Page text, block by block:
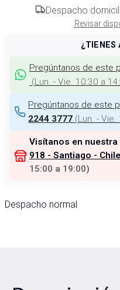
Despacho
Revisar
¿TIENES
Pregúntanos de este
(Lun. - Vie. 10:30 a
Pregúntanos de este
2244 3777 (Lun. -
Visítanos en nuestra
918 - Santiago - Chile
15:00 a 19:00)
Despacho normal